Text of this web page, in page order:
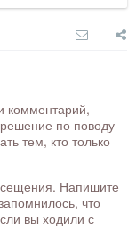
комментарий,
по поводу
тем, кто только
Напишите
что
вы ходили с